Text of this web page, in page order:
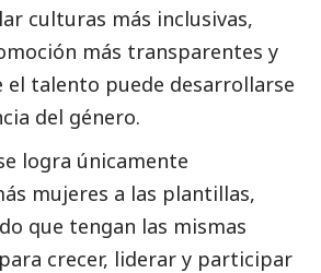
culturas más inclusivas,
más transparentes y
el talento puede desarrollarse
del género.
logra únicamente
mujeres a las plantillas,
que tengan las mismas
crecer, liderar y participar